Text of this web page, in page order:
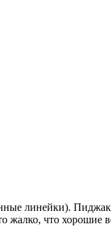
линейки).
жалко, что хорошие